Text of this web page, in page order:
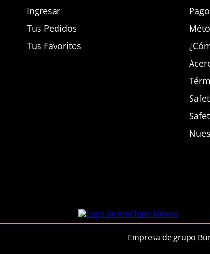
Ingresar
Tus Pedidos
Tus Favoritos
Empresa de grupo